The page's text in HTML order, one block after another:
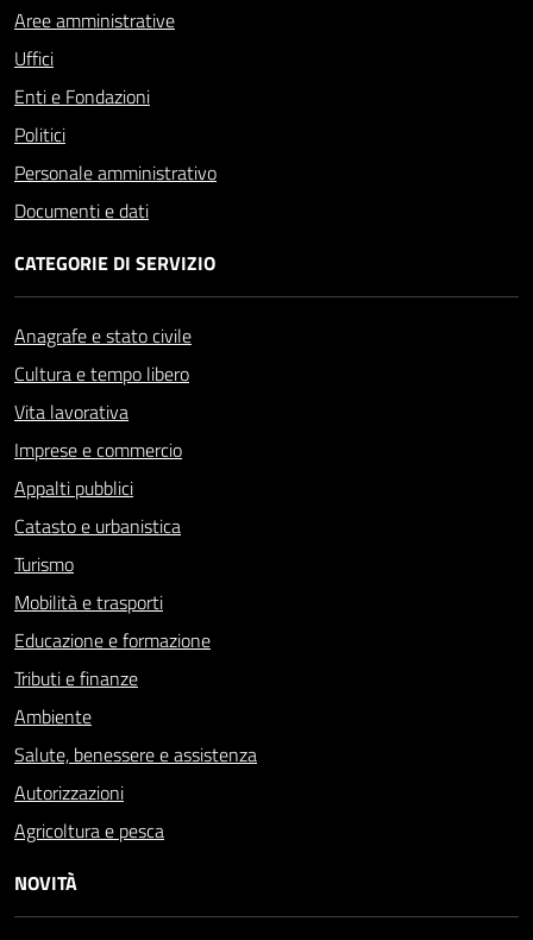
Aree amministrative
Uffici
Enti e Fondazioni
Politici
Personale amministrativo
Documenti e dati
CATEGORIE DI SERVIZIO
Anagrafe e stato civile
Cultura e tempo libero
Vita lavorativa
Imprese e commercio
Appalti pubblici
Catasto e urbanistica
Turismo
Mobilità e trasporti
Educazione e formazione
Tributi e finanze
Ambiente
Salute, benessere e assistenza
Autorizzazioni
Agricoltura e pesca
NOVITÀ